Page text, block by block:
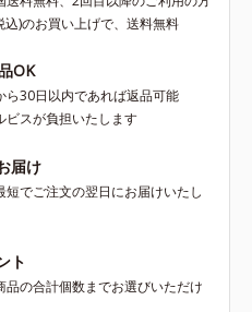
)のお買い上げで、送料無料
OK
ら30日以内であれば返品可能
スが負担いたします
届け
短でご注文の翌日にお届けいたし
ト
品の合計個数までお選びいただけ